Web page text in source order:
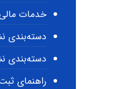
خدمات
دسته‌بندی
دسته‌بندی
راهنمای